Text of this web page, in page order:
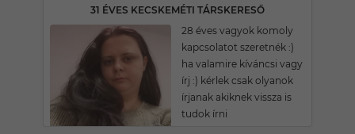
31 ÉVES KECSKEMÉTI TÁRSKERESŐ
28 éves vagyok komoly
kapcsolatot szeretnék :)
ha valamire kíváncsi vagy
írj :) kérlek csak olyanok
írjanak akiknek vissza is
tudok írni